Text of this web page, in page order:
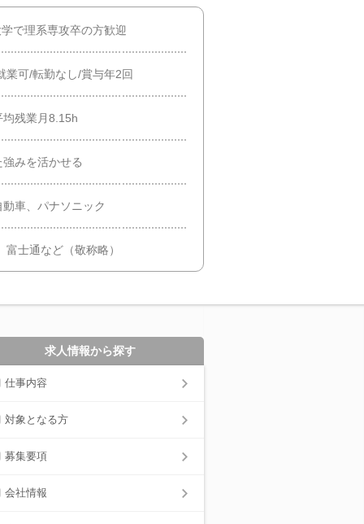
で理系専攻卒の方歓迎
業可/転勤なし/賞与年2回
残業月8.15h
みを活かせる
車、パナソニック
士通など（敬称略）
求人情報から探す
仕事内容
対象となる方
募集要項
会社情報